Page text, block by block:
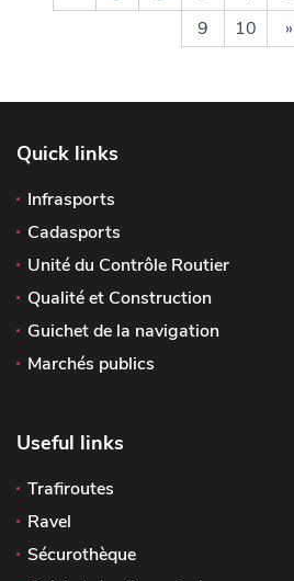
9
10 »
Quick links
Infrasports
Cadasports
Unité du Contrôle Routier
Qualité et Construction
Guichet de la navigation
Marchés publics
Useful links
Trafiroutes
Ravel
Sécurothèque